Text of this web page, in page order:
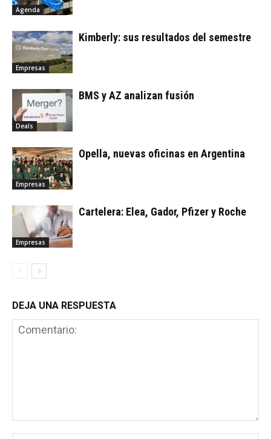
Agenda
Empresas
Kimberly: sus resultados del semestre
Deals
BMS y AZ analizan fusión
Empresas
Opella, nuevas oficinas en Argentina
Empresas
Cartelera: Elea, Gador, Pfizer y Roche
DEJA UNA RESPUESTA